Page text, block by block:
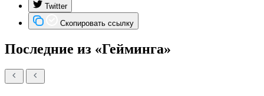
Twitter
Скопировать ссылку
Последние из «Гейминга»